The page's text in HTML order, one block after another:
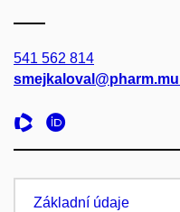
541 562 814
Základní údaje